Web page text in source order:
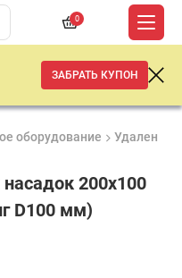
0
ЗАБРАТЬ КУПОН
оборудование Удаление
200x100
D100 мм)